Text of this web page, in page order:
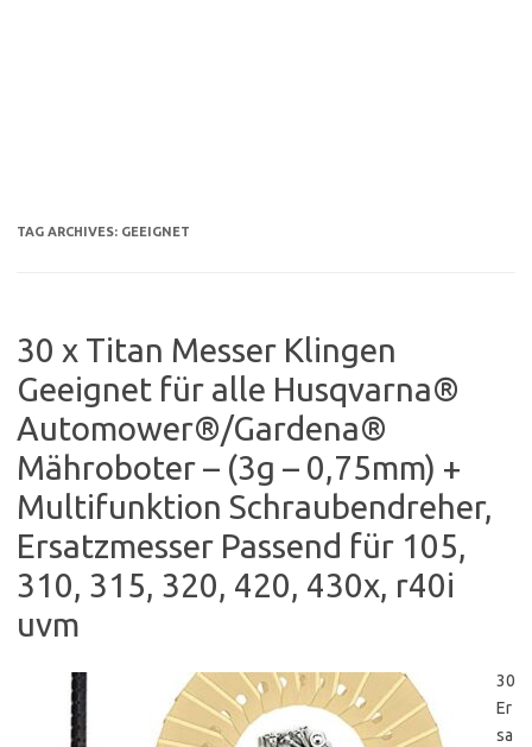
TAG ARCHIVES: GEEIGNET
30 x Titan Messer Klingen
Geeignet für alle Husqvarna®
Automower®/Gardena®
Mähroboter – (3g – 0,75mm) +
Multifunktion Schraubendreher,
Ersatzmesser Passend für 105,
310, 315, 320, 420, 430x, r40i
uvm
30
Er
sa